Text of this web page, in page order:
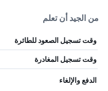
من الجيد أن تعلم
وقت تسجيل الصعود للطائرة
وقت تسجيل المغادرة
الدفع والإلغاء